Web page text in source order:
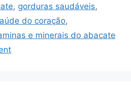
, gorduras saudáveis,
do coração,
e minerais do abacate